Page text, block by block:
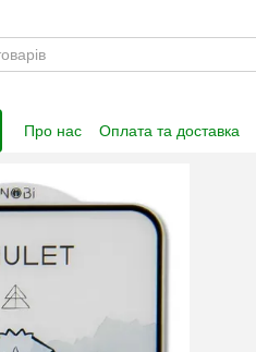
Про нас Оплата та доставка